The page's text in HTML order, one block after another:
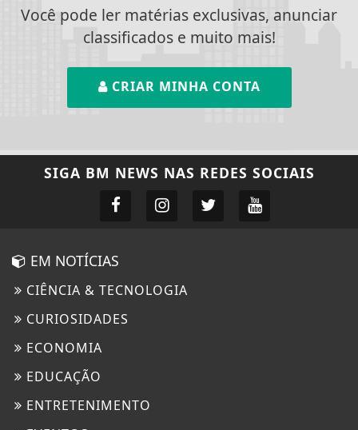
Você pode ler matérias exclusivas, anunciar
classificados e muito mais!
CRIAR MINHA CONTA
SIGA BM NEWS NAS REDES SOCIAIS
EM NOTÍCIAS
CIÊNCIA & TECNOLOGIA
CURIOSIDADES
ECONOMIA
EDUCAÇÃO
ENTRETENIMENTO